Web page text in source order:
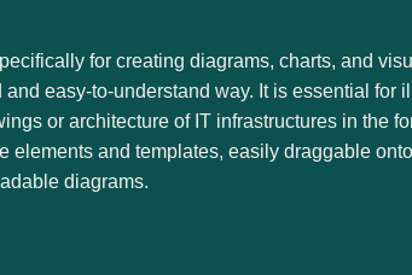
for creating diagrams, charts, and
easy-to-understand way. It is essential for
or architecture of IT infrastructures in the
elements and templates, easily draggable
diagrams.